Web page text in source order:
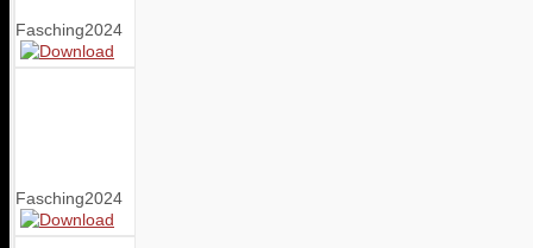
Fasching2024
Fasching2024